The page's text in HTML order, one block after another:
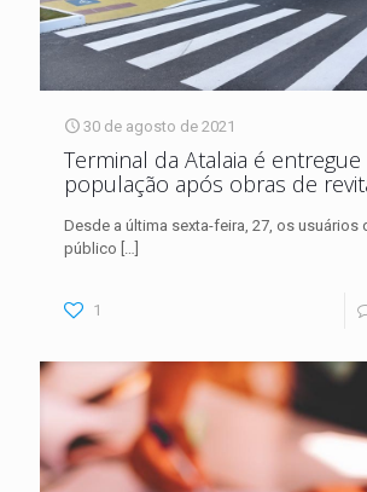
30 de agosto de 2021
Terminal da Atalaia é entregue
população após obras de
Desde a última sexta-feira, 27, os usuários
público […]
1